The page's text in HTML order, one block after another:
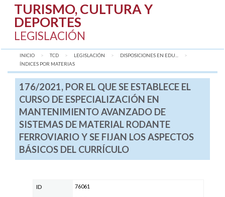
TURISMO, CULTURA Y
DEPORTES
LEGISLACIÓN
INICIO TCD LEGISLACIÓN
DISPOSICIONES EN EDU...
AQUÍ:
ÍNDICES POR MATERIAS
176/2021, POR EL QUE SE ESTABLECE EL
CURSO DE ESPECIALIZACIÓN EN
MANTENIMIENTO AVANZADO DE
SISTEMAS DE MATERIAL RODANTE
FERROVIARIO Y SE FIJAN LOS ASPECTOS
BÁSICOS DEL CURRÍCULO
ID 76061